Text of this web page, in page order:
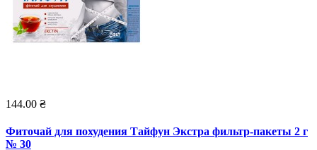
144.00 ₴
Фиточай для похудения Тайфун Экстра фильтр-пакеты 2 г
№ 30